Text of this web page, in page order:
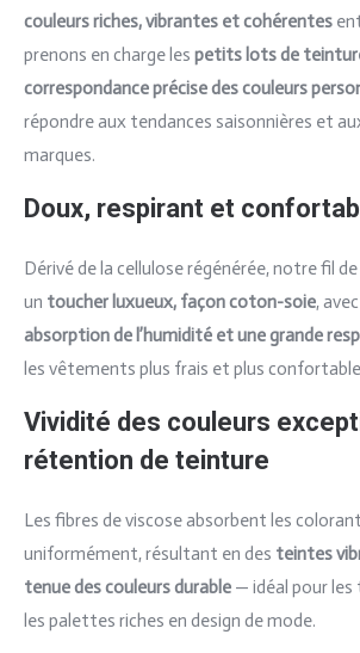
couleurs riches, vibrantes et cohérentes
prenons en charge les petits lots de
correspondance précise des couleurs
répondre aux tendances saisonnières et
marques.
Doux, respirant et
Dérivé de la cellulose régénérée, notre fil
un toucher luxueux, façon coton-soie,
absorption de l’humidité et une grande
les vêtements plus frais et plus
Vividité des couleurs
rétention de teinture
Les fibres de viscose absorbent les
uniformément, résultant en des teintes
tenue des couleurs durable — idéal pour
les palettes riches en design de mode.